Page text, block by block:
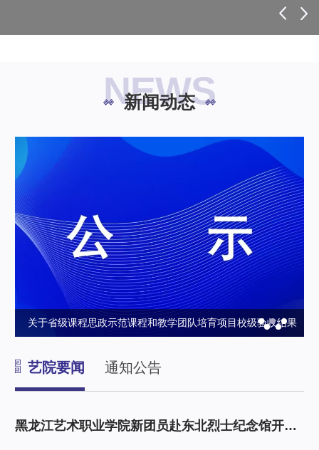
NEWS
新闻动态
关于省级课程思政示范课程和教学团队培育项目校级验收结果
艺院要闻 通知公告
黑龙江艺术职业学院新团员赴东北烈士纪念馆开展